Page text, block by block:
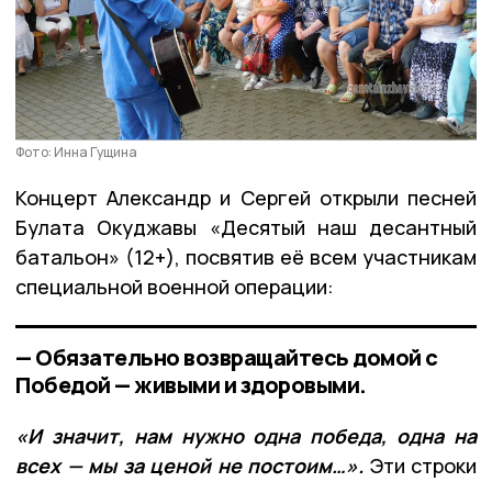
Фото: Инна Гущина
Концерт Александр и Сергей открыли песней
Булата Окуджавы «Десятый наш десантный
батальон» (12+), посвятив её всем участникам
специальной военной операции:
— Обязательно возвращайтесь домой с
Победой — живыми и здоровыми.
«И значит, нам нужно одна победа, одна на
всех — мы за ценой не постоим…». Эти строки